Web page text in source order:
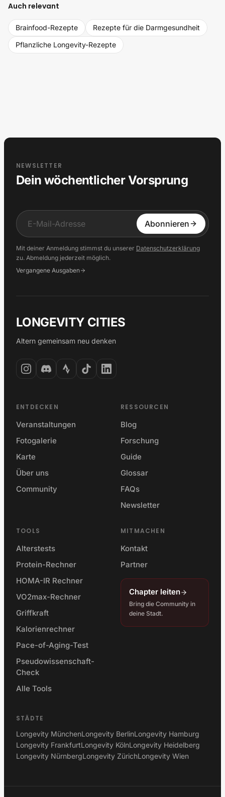
Auch relevant
Brainfood-Rezepte
Rezepte für die Darmgesundheit
Pflanzliche Longevity-Rezepte
NEWSLETTER
Dein wöchentlicher Vorsprung
Input Abonnieren
Mit deiner Anmeldung stimmst du unserer Datenschutzerklärung
zu. Abmeldung jederzeit möglich.
Vergangene Ausgaben
LONGEVITY CITIES
Altern gemeinsam neu denken
ENTDECKEN
Veranstaltungen
Fotogalerie
Karte
Über uns
Community
RESSOURCEN
Blog
Forschung
Guide
Glossar
FAQs
Newsletter
TOOLS
Alterstests
Protein-Rechner
HOMA-IR Rechner
VO2max-Rechner
Griffkraft
Kalorienrechner
Pace-of-Aging-Test
Pseudowissenschaft-
Check
Alle Tools
MITMACHEN
Kontakt
Partner
Chapter leiten
Bring die Community in
deine Stadt.
STÄDTE
Longevity MünchenLongevity BerlinLongevity Hamburg
Longevity FrankfurtLongevity KölnLongevity Heidelberg
Longevity NürnbergLongevity ZürichLongevity Wien